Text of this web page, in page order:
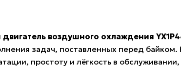
воздушного охлаждения
задач, поставленных перед
простоту и лёгкость в